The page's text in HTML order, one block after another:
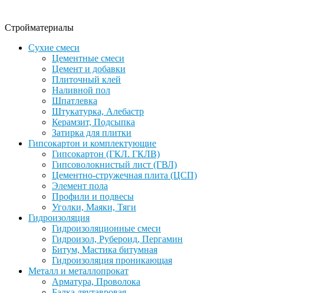
Стройматериалы
Сухие смеси
Цементные смеси
Цемент и добавки
Плиточный клей
Наливной пол
Шпатлевка
Штукатурка, Алебастр
Керамзит, Подсыпка
Затирка для плитки
Гипсокартон и комплектующие
Гипсокартон (ГКЛ. ГКЛВ)
Гипсоволокнистый лист (ГВЛ)
Цементно-стружечная плита (ЦСП)
Элемент пола
Профили и подвесы
Уголки, Маяки, Тяги
Гидроизоляция
Гидроизоляционные смеси
Гидроизол, Рубероид, Пергамин
Битум, Мастика битумная
Гидроизоляция проникающая
Металл и металлопрокат
Арматура, Проволока